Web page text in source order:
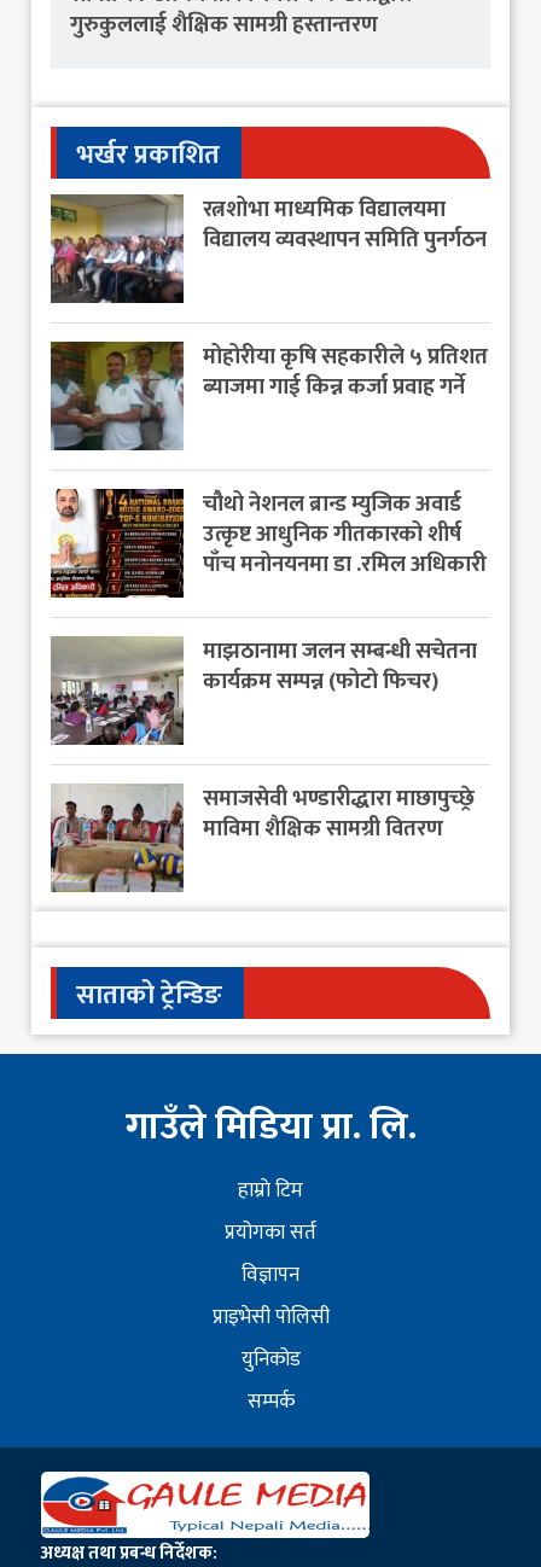
गुरुकुललाई शैक्षिक सामग्री हस्तान्तरण
भर्खर प्रकाशित
रत्नशोभा माध्यमिक विद्यालयमा
विद्यालय व्यवस्थापन समिति पुनर्गठन
मोहोरीया कृषि सहकारीले ५ प्रतिशत
ब्याजमा गाई किन्न कर्जा प्रवाह गर्ने
चौथो नेशनल ब्रान्ड म्युजिक अवार्ड
उत्कृष्ट आधुनिक गीतकारको शीर्ष
पाँच मनोनयनमा डा .रमिल अधिकारी
माझठानामा जलन सम्बन्धी सचेतना
कार्यक्रम सम्पन्न (फोटो फिचर)
समाजसेवी भण्डारीद्धारा माछापुच्छ्रे
माविमा शैक्षिक सामग्री वितरण
साताको ट्रेन्डिङ
गाउँले मिडिया प्रा. लि.
हाम्राे टिम
प्रयोगका सर्त
विज्ञापन
प्राइभेसी पोलिसी
युनिकोड
सम्पर्क
अध्यक्ष तथा प्रबन्ध निर्देशक: